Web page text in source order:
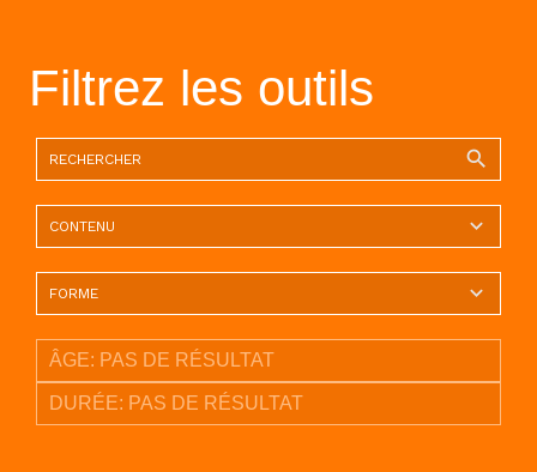
Filtrez les outils